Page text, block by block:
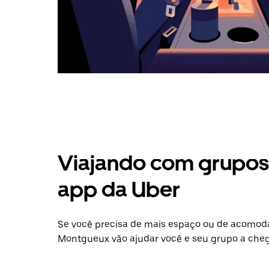
Viajando com
app da Uber
Se você precisa de mais espaço ou de
Montgueux vão ajudar você e seu grupo a